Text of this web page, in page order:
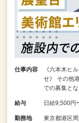
仕事内容
《六本木ヒ
せ》 その他
での募集と
給与 日給9,500円
勤務地
東京都港区